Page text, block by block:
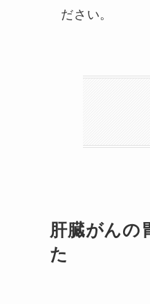
ださい。
肝臓がんの
た